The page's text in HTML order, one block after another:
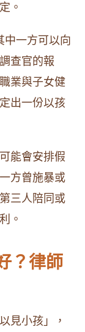
。
中一方可以向
查官的報
業與子女健
出一份以孩
能會安排假
方曾施暴或
三人陪同或
。
？律師
見小孩」，